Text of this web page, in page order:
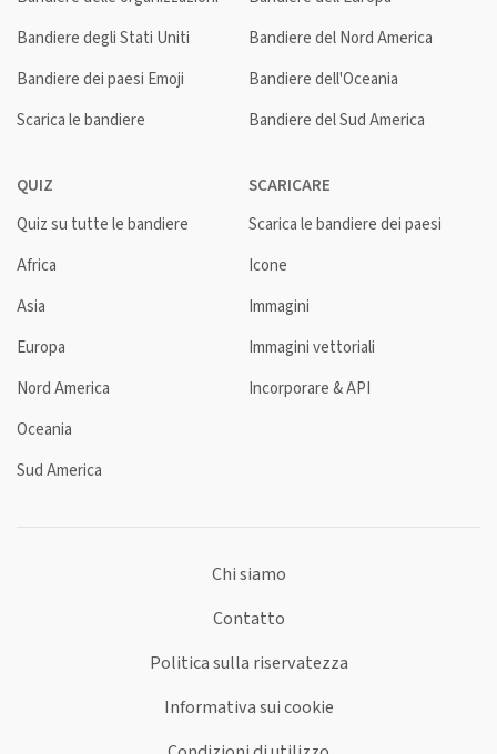
Bandiere degli Stati Uniti
Bandiere dei paesi Emoji
Scarica le bandiere
Bandiere del Nord America
Bandiere dell'Oceania
Bandiere del Sud America
QUIZ
Quiz su tutte le bandiere
Africa
Asia
Europa
Nord America
Oceania
Sud America
SCARICARE
Scarica le bandiere dei paesi
Icone
Immagini
Immagini vettoriali
Incorporare & API
Chi siamo
Contatto
Politica sulla riservatezza
Informativa sui cookie